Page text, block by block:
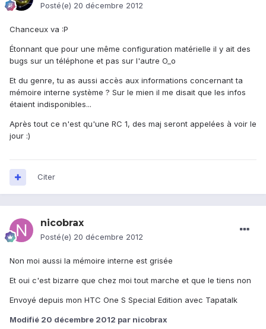
Posté(e) 20 décembre 2012
Chanceux va :P
Étonnant que pour une même configuration matérielle il y ait des
bugs sur un téléphone et pas sur l'autre O_o
Et du genre, tu as aussi accès aux informations concernant ta
mémoire interne système ? Sur le mien il me disait que les infos
étaient indisponibles...
Après tout ce n'est qu'une RC 1, des maj seront appelées à voir le
jour :)
Citer
nicobrax
Posté(e) 20 décembre 2012
Non moi aussi la mémoire interne est grisée
Et oui c'est bizarre que chez moi tout marche et que le tiens non
Envoyé depuis mon HTC One S Special Edition avec Tapatalk
Modifié 20 décembre 2012 par nicobrax